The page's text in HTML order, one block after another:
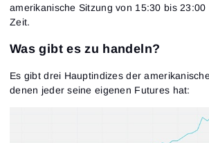
amerikanische Sitzung von 15:30 bis
Zeit.
Was gibt es zu handeln?
Es gibt drei Hauptindizes der
denen jeder seine eigenen Futures hat: